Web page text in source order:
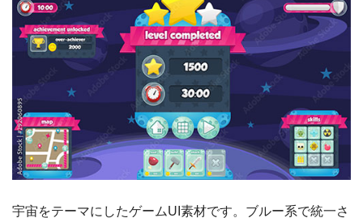
宇宙をテーマにしたゲームUI素材です。ブルー系で統一さ